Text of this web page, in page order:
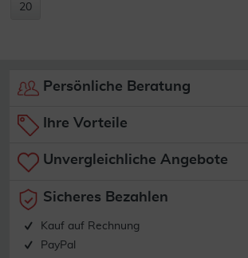
20
Persönliche Beratung
Ihre Vorteile
Unvergleichliche Angebote
Sicheres Bezahlen
Kauf auf Rechnung
PayPal